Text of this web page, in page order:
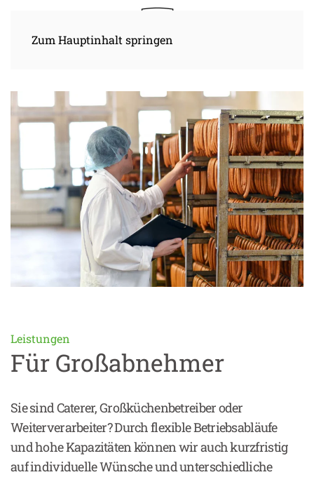
Zum Hauptinhalt springen
Leistungen
Für Großabnehmer
Sie sind Caterer, Großküchenbetreiber oder
Weiterverarbeiter? Durch flexible Betriebsabläufe
und hohe Kapazitäten können wir auch kurzfristig
auf individuelle Wünsche und unterschiedliche